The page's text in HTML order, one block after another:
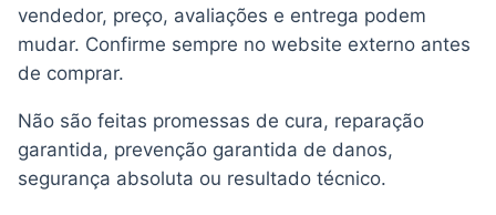
vendedor, preço, avaliações e entrega podem
mudar. Confirme sempre no website externo antes
de comprar.
Não são feitas promessas de cura, reparação
garantida, prevenção garantida de danos,
segurança absoluta ou resultado técnico.